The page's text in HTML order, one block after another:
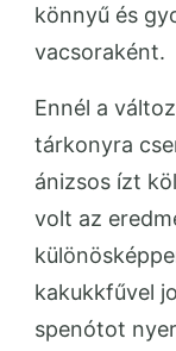
könnyű és
vacsoraként.
Ennél a
tárkonyra
ánizsos ízt
volt az
kakukkfűvel
spenótot